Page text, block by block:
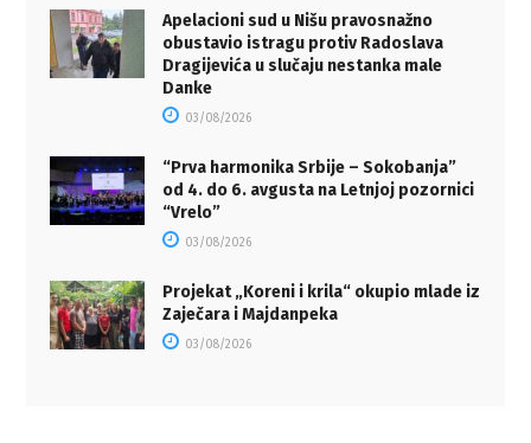
Apelacioni sud u Nišu pravosnažno
obustavio istragu protiv Radoslava
Dragijevića u slučaju nestanka male
Danke
03/08/2026
“Prva harmonika Srbije – Sokobanja”
od 4. do 6. avgusta na Letnjoj pozornici
“Vrelo”
03/08/2026
Projekat „Koreni i krila“ okupio mlade iz
Zaječara i Majdanpeka
03/08/2026